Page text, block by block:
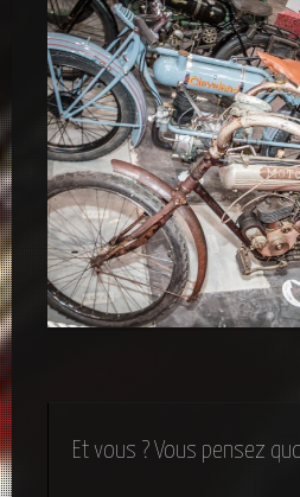
Harley-Davidson WLA 750
Et vous ? Vous pensez